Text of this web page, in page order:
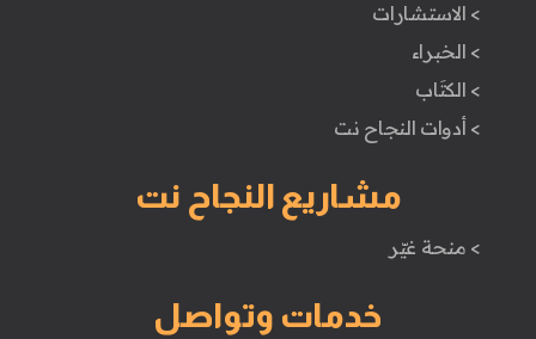
> الاستشارات
> الخبراء
> الكتَاب
> أدوات النجاح نت
مشاريع النجاح نت
> منحة غيّر
خدمات وتواصل